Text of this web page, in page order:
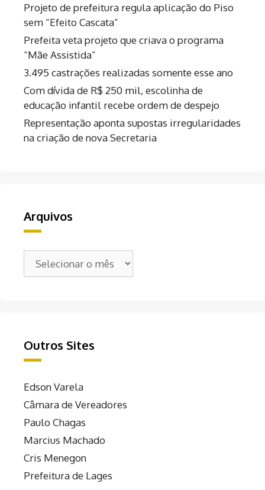
Projeto de prefeitura regula aplicação do Piso
sem “Efeito Cascata”
Prefeita veta projeto que criava o programa
“Mãe Assistida”
3.495 castrações realizadas somente esse ano
Com dívida de R$ 250 mil, escolinha de
educação infantil recebe ordem de despejo
Representação aponta supostas irregularidades
na criação de nova Secretaria
Arquivos
Outros Sites
Edson Varela
Câmara de Vereadores
Paulo Chagas
Marcius Machado
Cris Menegon
Prefeitura de Lages